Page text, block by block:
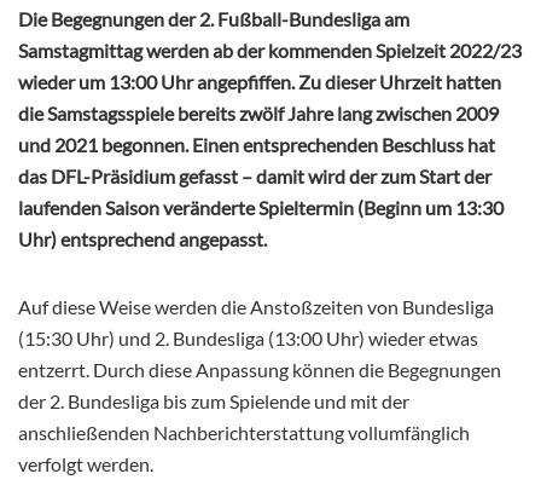
Die Begegnungen der2. Fußball-Bundesligaam
Samstagmittag werden ab der kommenden Spielzeit 2022/23
wieder um 13:00 Uhr angepfiffen. Zu dieser Uhrzeit hatten
die Samstagsspiele bereits zwölf Jahre lang zwischen 2009
und 2021 begonnen. Einen entsprechenden Beschluss hat
das DFL-Präsidium gefasst – damit wird der zum Start der
laufenden Saison veränderte Spieltermin (Beginn um 13:30
Uhr) entsprechend angepasst.
Auf diese Weise werden die Anstoßzeiten von Bundesliga
(15:30 Uhr) und 2. Bundesliga (13:00 Uhr) wieder etwas
entzerrt. Durch diese Anpassung können die Begegnungen
der 2. Bundesliga bis zum Spielende und mit der
anschließenden Nachberichterstattung vollumfänglich
verfolgt werden.